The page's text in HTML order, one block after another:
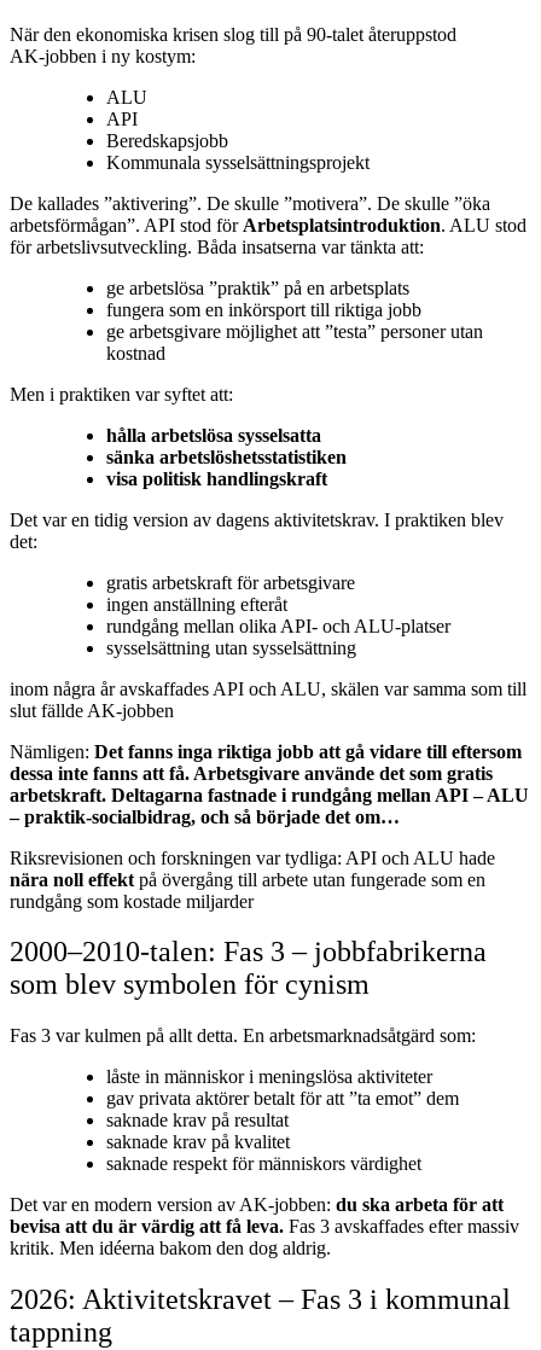
När den ekonomiska krisen slog till på 90‑talet återuppstod
AK‑jobben i ny kostym:
ALU
API
Beredskapsjobb
Kommunala sysselsättningsprojekt
De kallades ”aktivering”. De skulle ”motivera”. De skulle ”öka
arbetsförmågan”. API stod för Arbetsplatsintroduktion. ALU stod
för arbetslivsutveckling. Båda insatserna var tänkta att:
ge arbetslösa ”praktik” på en arbetsplats
fungera som en inkörsport till riktiga jobb
ge arbetsgivare möjlighet att ”testa” personer utan
kostnad
Men i praktiken var syftet att:
hålla arbetslösa sysselsatta
sänka arbetslöshetsstatistiken
visa politisk handlingskraft
Det var en tidig version av dagens aktivitetskrav. I praktiken blev
det:
gratis arbetskraft för arbetsgivare
ingen anställning efteråt
rundgång mellan olika API‑ och ALU-platser
sysselsättning utan sysselsättning
inom några år avskaffades API och ALU, skälen var samma som till
slut fällde AK-jobben
Nämligen: Det fanns inga riktiga jobb att gå vidare till eftersom
dessa inte fanns att få. Arbetsgivare använde det som gratis
arbetskraft. Deltagarna fastnade i rundgång mellan API – ALU
– praktik-socialbidrag, och så började det om…
Riksrevisionen och forskningen var tydliga: API och ALU hade
nära noll effekt på övergång till arbete utan fungerade som en
rundgång som kostade miljarder
2000–2010‑talen: Fas 3 – jobbfabrikerna
som blev symbolen för cynism
Fas 3 var kulmen på allt detta. En arbetsmarknadsåtgärd som:
låste in människor i meningslösa aktiviteter
gav privata aktörer betalt för att ”ta emot” dem
saknade krav på resultat
saknade krav på kvalitet
saknade respekt för människors värdighet
Det var en modern version av AK‑jobben: du ska arbeta för att
bevisa att du är värdig att få leva. Fas 3 avskaffades efter massiv
kritik. Men idéerna bakom den dog aldrig.
2026: Aktivitetskravet – Fas 3 i kommunal
tappning